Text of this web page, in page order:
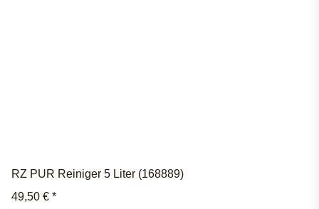
RZ PUR Reiniger 5 Liter (168889)
49,50 € *